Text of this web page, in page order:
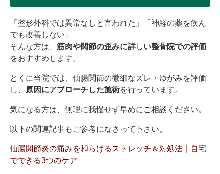
「整形外科では異常なしと言われた」「神経の薬を飲ん
でも改善しない」
そんな方は、 筋肉や関節の歪みに詳しい整骨院での評価
をおすすめします。
とくに当院では、仙腸関節の微細なズレ・ゆがみを評価
し、
原因にアプローチした施術を行っています。
気になる方は、無理に我慢せず早めにご相談ください。
以下の関連記事もご参考になさって下さい。
仙腸関節炎の痛みを和らげるストレッチ＆対処法｜自宅
でできる3つのケア